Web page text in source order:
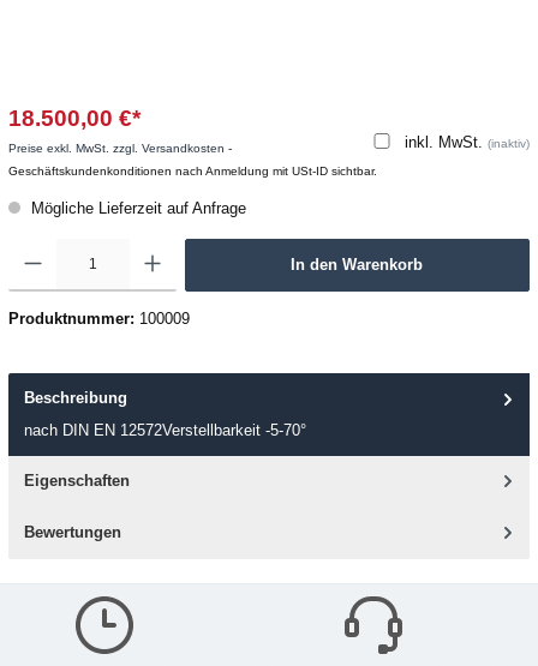
18.500,00 €*
inkl. MwSt. (inaktiv)
Preise exkl. MwSt. zzgl. Versandkosten -
Geschäftskundenkonditionen nach Anmeldung mit USt-ID sichtbar.
Mögliche Lieferzeit auf Anfrage
In den Warenkorb
Produktnummer: 100009
Beschreibung
nach DIN EN 12572Verstellbarkeit -5-70°
Eigenschaften
Bewertungen